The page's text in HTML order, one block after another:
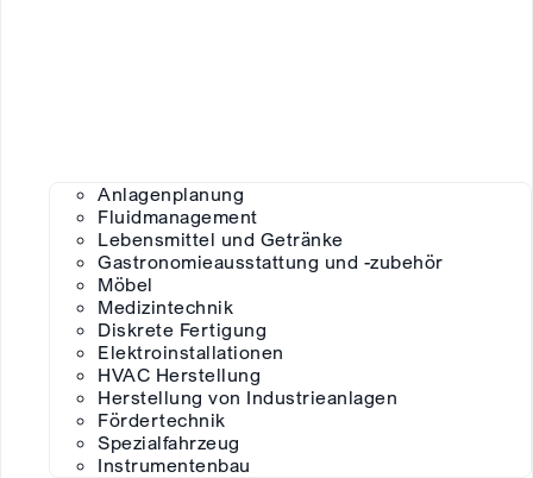
Anlagenplanung
Fluidmanagement
Lebensmittel und Getränke
Gastronomieausstattung und -zubehör
Möbel
Medizintechnik
Diskrete Fertigung
Elektroinstallationen
HVAC Herstellung
Herstellung von Industrieanlagen
Fördertechnik
Spezialfahrzeug
Instrumentenbau